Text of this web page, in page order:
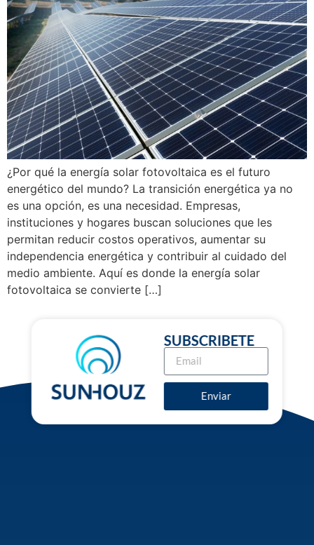
¿Por qué la energía solar fotovoltaica es el futuro
energético del mundo? La transición energética ya no
es una opción, es una necesidad. Empresas,
instituciones y hogares buscan soluciones que les
permitan reducir costos operativos, aumentar su
independencia energética y contribuir al cuidado del
medio ambiente. Aquí es donde la energía solar
fotovoltaica se convierte […]
SUBSCRIBETE
Enviar